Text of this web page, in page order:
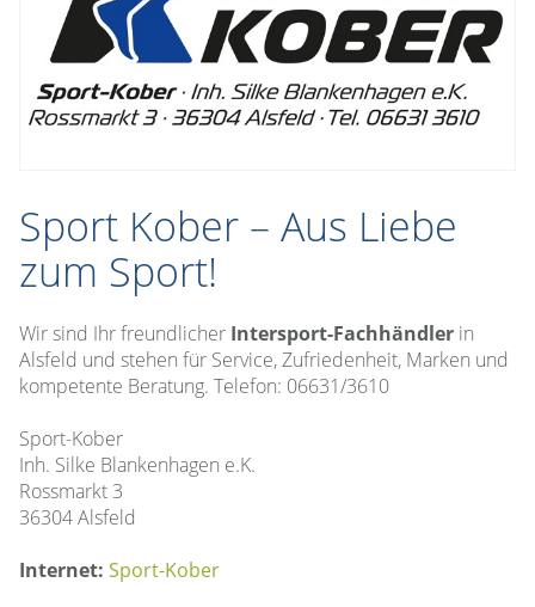
Sport Kober – Aus Liebe
zum Sport!
Wir sind Ihr freundlicher Intersport-Fachhändler in
Alsfeld und stehen für Service, Zufriedenheit, Marken und
kompetente Beratung. Telefon: 06631/3610
Sport-Kober
Inh. Silke Blankenhagen e.K.
Rossmarkt 3
36304 Alsfeld
Internet: Sport-Kober